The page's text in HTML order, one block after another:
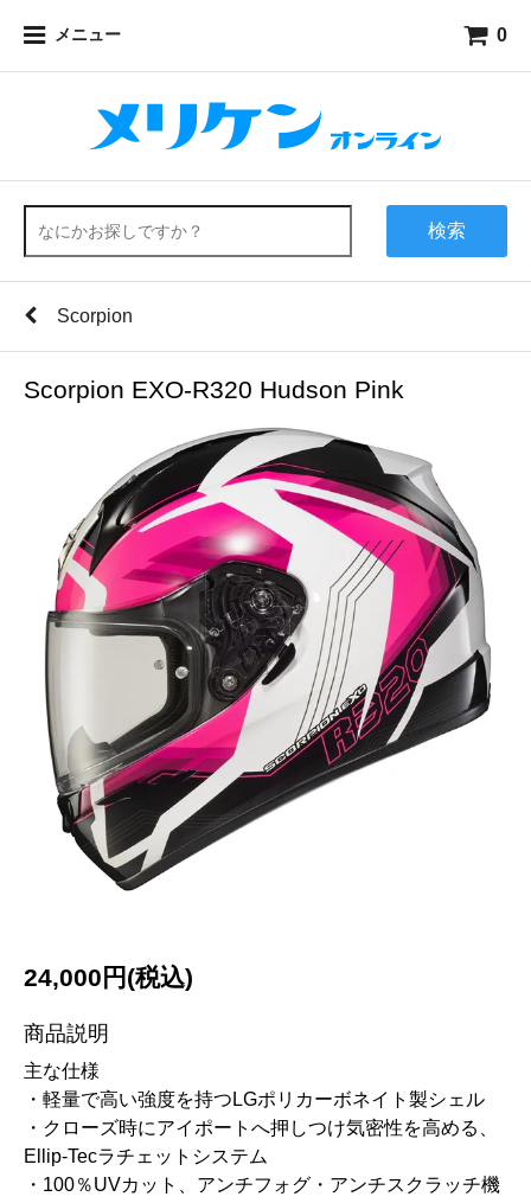
メニュー 0
検索
Scorpion
Scorpion EXO-R320 Hudson Pink
24,000円(税込)
商品説明
主な仕様
・軽量で高い強度を持つLGポリカーボネイト製シェル
・クローズ時にアイポートへ押しつけ気密性を高める、
Ellip-Tecラチェットシステム
・100％UVカット、アンチフォグ・アンチスクラッチ機